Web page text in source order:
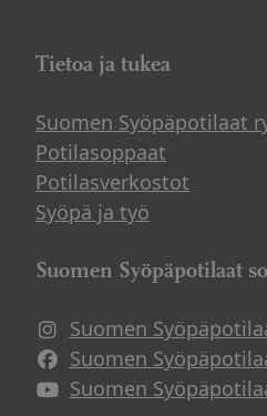
Tietoa ja tukea
Suomen Syöpäpotilaat
Potilasoppaat
Potilasverkostot
Syöpä ja työ
Suomen Syöpäpotilaat
Suomen
Suomen
Suomen